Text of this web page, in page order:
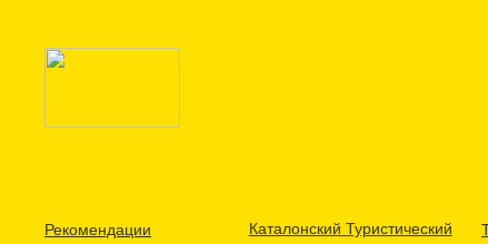
Рекомендации
Каталонский Туристический